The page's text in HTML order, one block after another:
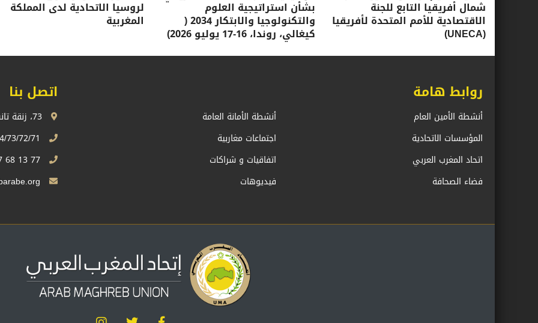
شمال أفريقيا التابع للجنة
الاقتصادية للأمم المتحدة لأفريقيا
(UNECA)
بشأن استراتيجية العلوم
والتكنولوجيا والابتكار 2034 (
كيغالي، روندا، 16-17 يوليو 2026)
لروسيا الاتحادية لدى المملكة
المغربية
روابط هامة
أنشطة الأمين العام
أنشطة الأمانة العامة
المؤسسات الاتحادية
اجتماعات مغاربية
اتحاد المغرب العربي
اتفاقيات و شراكات
فضاء الصحافة
فيديوهات
اتصل بنا